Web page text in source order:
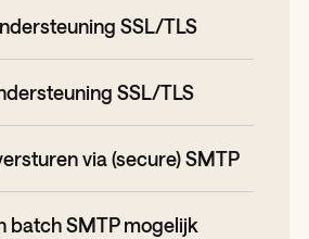
SSL/TLS
SSL/TLS
via (secure) SMTP
batch SMTP mogelijk